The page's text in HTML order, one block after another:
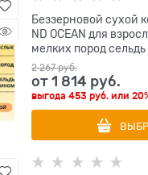
Беззерновой cухой
ND OCEAN для
мелких пород
2 267 руб.
от1 814 руб.
выгода453 руб. или